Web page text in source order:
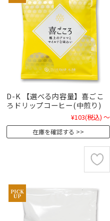
D-K 【選べる内容量】喜ごこ
ろドリップコーヒー(中煎り)
¥103(税込) ～
在庫を確認する